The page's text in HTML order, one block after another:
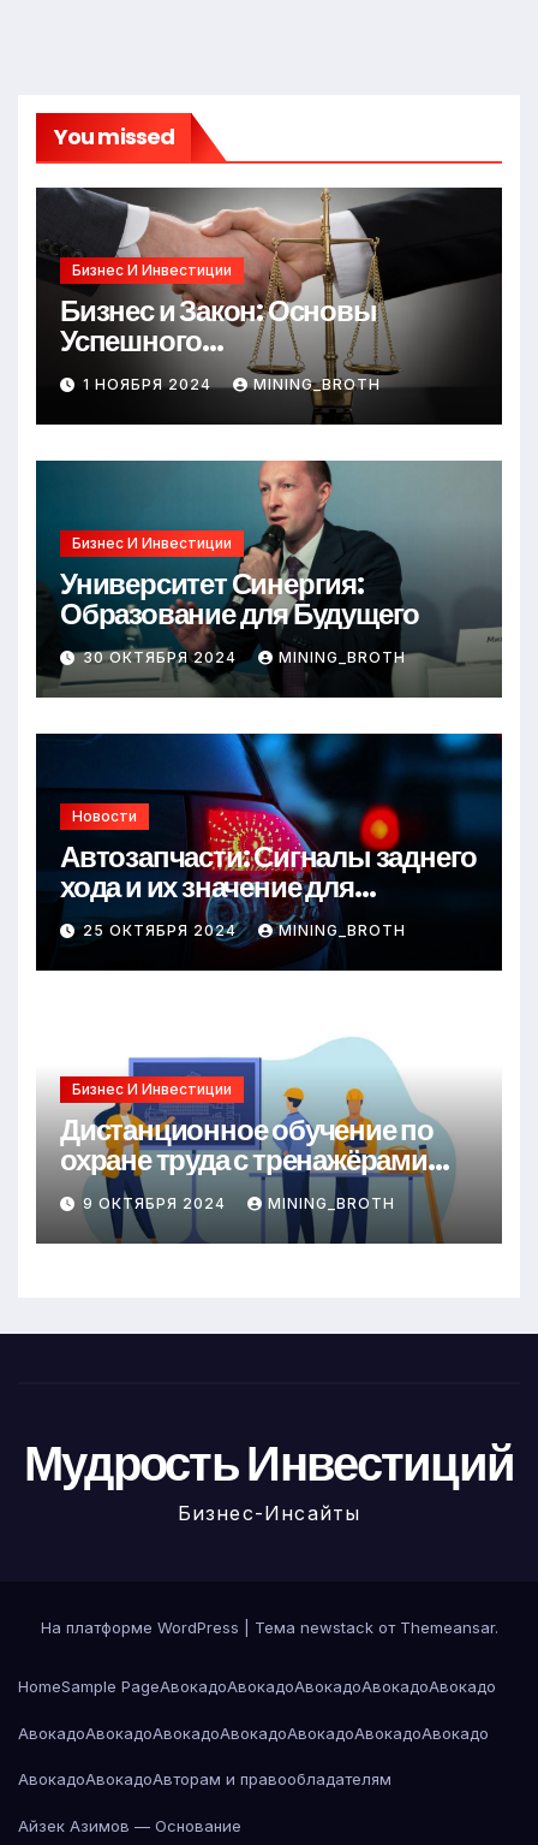
You missed
Бизнес И Инвестиции
Бизнес и Закон: Основы
Успешного
Предпринимательства
1 НОЯБРЯ 2024 MINING_BROTH
Бизнес И Инвестиции
Университет Синергия:
Образование для Будущего
30 ОКТЯБРЯ 2024 MINING_BROTH
Новости
Автозапчасти: Сигналы заднего
хода и их значение для
безопасности на дороге
25 ОКТЯБРЯ 2024 MINING_BROTH
Бизнес И Инвестиции
Дистанционное обучение по
охране труда с тренажёрами
онлайн
9 ОКТЯБРЯ 2024 MINING_BROTH
Мудрость Инвестиций
Бизнес-Инсайты
На платформе WordPress Тема newstack от Themeansar.
HomeSample PageАвокадоАвокадоАвокадоАвокадоАвокадо
АвокадоАвокадоАвокадоАвокадоАвокадоАвокадоАвокадо
АвокадоАвокадоАвторам и правообладателям
Айзек Азимов — Основание